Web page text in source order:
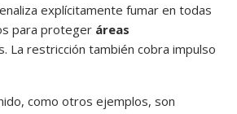
explícitamente fumar en todas
para proteger áreas
La restricción también cobra impulso
como otros ejemplos, son